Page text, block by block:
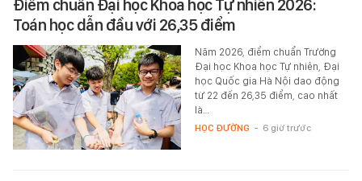
Điểm chuẩn Đại học Khoa học Tự nhiên 2026:
Toán học dẫn đầu với 26,35 điểm
Năm 2026, điểm chuẩn Trường
Đại học Khoa học Tự nhiên, Đại
học Quốc gia Hà Nội dao động
từ 22 đến 26,35 điểm, cao nhất
là…
HỌC ĐƯỜNG - 6 giờ trước